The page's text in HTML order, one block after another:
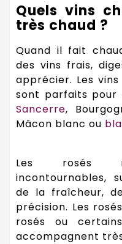
Quels vins
très chaud ?
Quand il fait
des vins frais,
apprécier. Les
sont parfaits pour
Sancerre,
Mâcon blanc ou
Les rosés
incontournables,
de la fraîcheur,
précision. Les
rosés ou
accompagnent